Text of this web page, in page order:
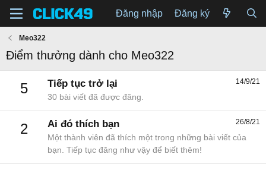
Đăng nhập Đăng ký
Meo322
Điểm thưởng dành cho Meo322
5 14/9/21
Tiếp tục trở lại
30 bài viết đã được đăng.
2 26/8/21
Ai đó thích bạn
Một thành viên đã thích một trong những bài viết của
bạn. Tiếp tục đăng như vậy để biết thêm!